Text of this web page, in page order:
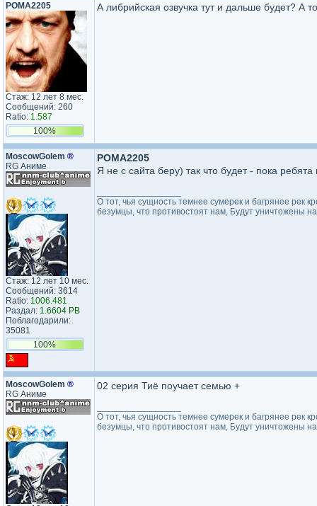
POMA2205
Стаж: 12 лет 8 мес.
Сообщений: 260
Ratio: 1.587
100%
А либрийская озвучка тут и дальше будет? А
MoscowGolem ®
RG Аниме
Стаж: 12 лет 10 мес.
Сообщений: 3614
Ratio: 1006.481
Раздал: 1.6604 PB
Поблагодарили:
35081
100%
POMA2205
Я не с сайта беру) так что будет - пока
О тот, чья сущность темнее сумерек и багрянее рек
безумцы, что противостоят нам, Будут уничтожены
MoscowGolem ®
RG Аниме
02 серия Тиё поучает семью +
О тот, чья сущность темнее сумерек и багрянее рек
безумцы, что противостоят нам, Будут уничтожены